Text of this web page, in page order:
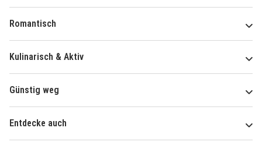
Romantisch
Kulinarisch & Aktiv
Günstig weg
Entdecke auch